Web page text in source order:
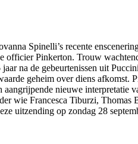
Spinelli’s recente
Pinkerton. Trouw
na de gebeurtenissen uit
geheim over diens afkomst.
nieuwe interpretatie
wie Francesca Tiburzi,
uitzending op zondag 28